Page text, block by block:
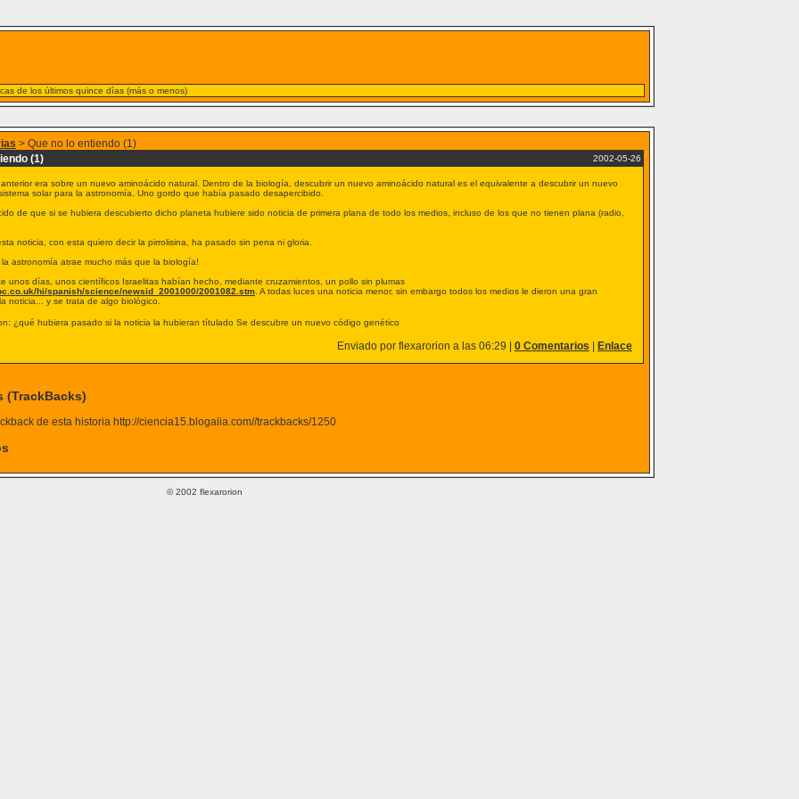
de los últimos quince días (más o menos)
> Que no lo entiendo (1)
(1)
2002-05-26
era sobre un nuevo aminoácido natural. Dentro de la biología, descubrir un nuevo aminoácido natural es el equivalente a descubrir un nuevo
solar para la astronomía. Uno gordo que había pasado desapercibido.
de que si se hubiera descubierto dicho planeta hubiere sido noticia de primera plana de todo los medios, incluso de los que no tienen plana (radio,
noticia, con esta quiero decir la pirrolisina, ha pasado sin pena ni gloria.
la astronomía atrae mucho más que la biología!
unos días, unos científicos Israelitas habían hecho, mediante cruzamientos, un pollo sin plumas
hi/spanish/science/newsid_2001000/2001082.stm . A todas luces una noticia menor, sin embargo todos los medios le dieron una gran
noticia... y se trata de algo biológico.
¿qué hubiera pasado si la noticia la hubieran títulado Se descubre un nuevo código genético
Enviado por flexarorion a las 06:29 | 0 Comentarios Enlace
(TrackBacks)
de esta historia http://ciencia15.blogalia.com//trackbacks/1250
© 2002 flexarorion